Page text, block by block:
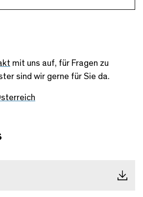
mit uns auf, für Fragen zu
sind wir gerne für Sie da.